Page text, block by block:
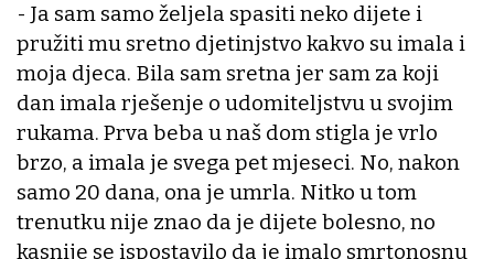
- Ja sam samo željela spasiti neko dijete i
pružiti mu sretno djetinjstvo kakvo su imala i
moja djeca. Bila sam sretna jer sam za koji
dan imala rješenje o udomiteljstvu u svojim
rukama. Prva beba u naš dom stigla je vrlo
brzo, a imala je svega pet mjeseci. No, nakon
samo 20 dana, ona je umrla. Nitko u tom
trenutku nije znao da je dijete bolesno, no
kasnije se ispostavilo da je imalo smrtonosnu